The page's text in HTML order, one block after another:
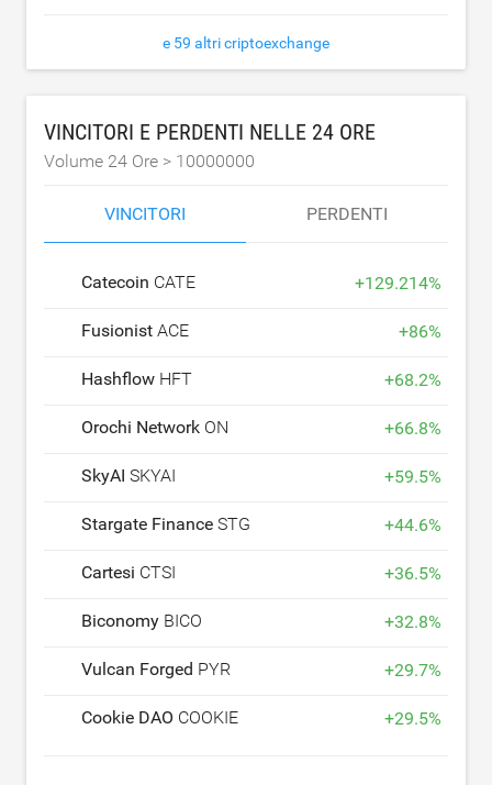
e 59 altri criptoexchange
VINCITORI E PERDENTI NELLE 24 ORE
Volume 24 Ore > 10000000
VINCITORI PERDENTI
Catecoin CATE +129.214%
Fusionist ACE +86%
Hashflow HFT +68.2%
Orochi Network ON +66.8%
SkyAI SKYAI +59.5%
Stargate Finance STG +44.6%
Cartesi CTSI +36.5%
Biconomy BICO +32.8%
Vulcan Forged PYR +29.7%
Cookie DAO COOKIE +29.5%